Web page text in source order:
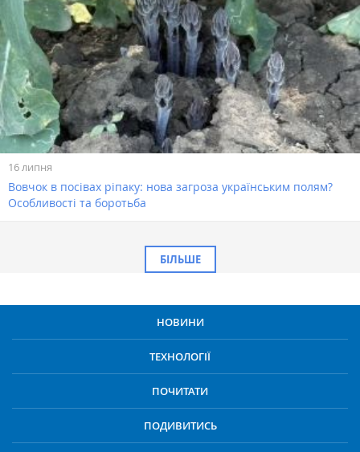
16 липня
Вовчок в посівах ріпаку: нова загроза українським полям?
Особливості та боротьба
БІЛЬШЕ
НОВИНИ
ТЕХНОЛОГІЇ
ПОЧИТАТИ
ПОДИВИТИСЬ